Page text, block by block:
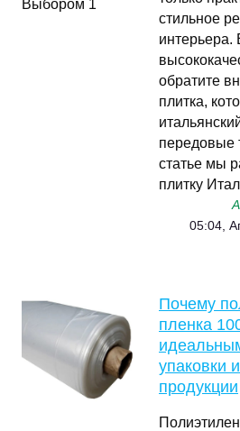
стильное
обратите
плитка,
передовые
статье мы
плитку
05:04,
Почему
пленка
упаковки
продукции